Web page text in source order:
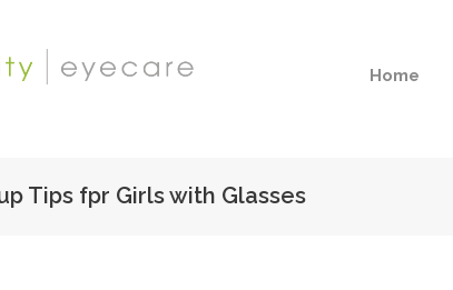
Home
Tips fpr Girls with Glasses